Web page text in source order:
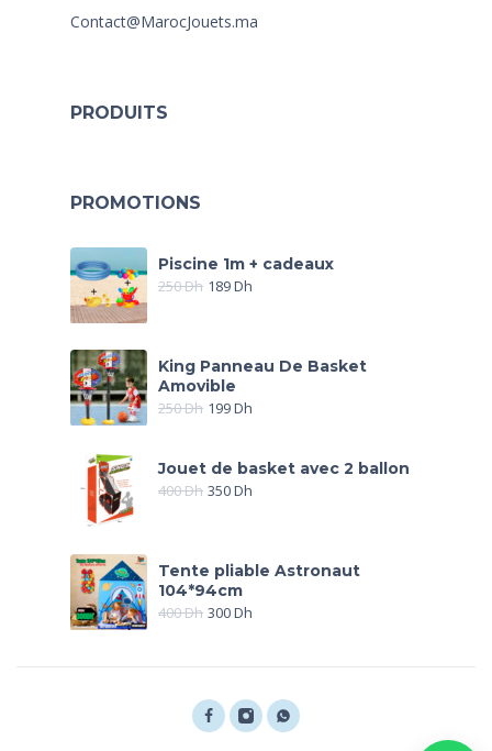
Contact@MarocJouets.ma
PRODUITS
PROMOTIONS
Piscine 1m + cadeaux
250Dh 189Dh
King Panneau De Basket
Amovible
250Dh 199Dh
Jouet de basket avec 2 ballon
400Dh 350Dh
Tente pliable Astronaut
104*94cm
400Dh 300Dh